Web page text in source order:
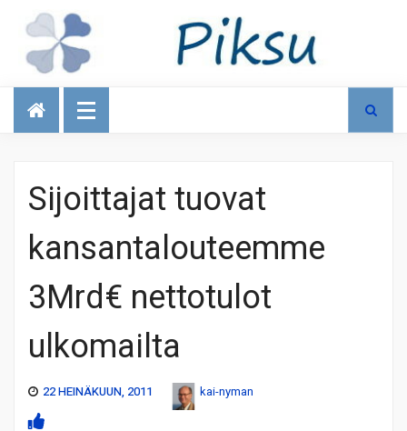
Talous
Sijoittajat tuovat
kansantalouteemme
3Mrd€ nettotulot
ulkomailta
22 HEINÄKUUN, 2011 kai-nyman